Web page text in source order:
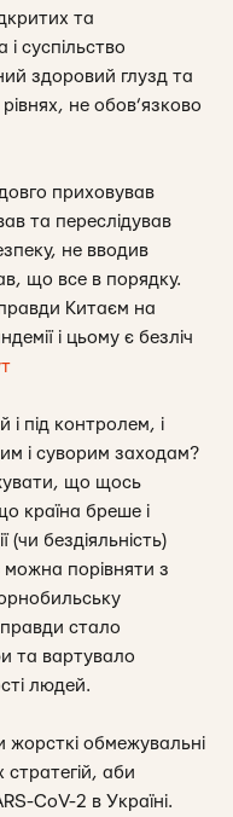
та
суспільство
здоровий глузд та
не обов’язково
приховував
та переслідував
не вводив
що все в порядку.
Китаєм на
і цьому є безліч
і під контролем, і
і суворим заходам?
що щось
країна бреше і
бездіяльність)
можна порівняти з
стало
та вартувало
людей.
обмежувальні
аби
CoV-2 в Україні.